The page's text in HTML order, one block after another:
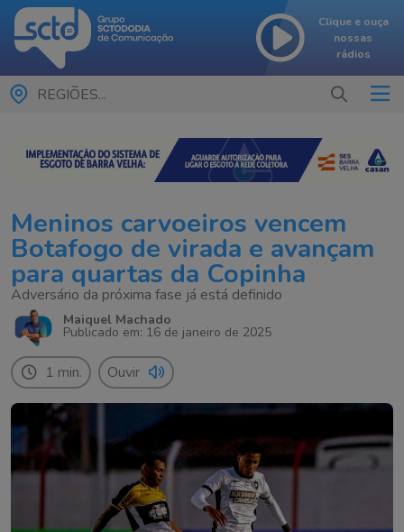
Clique e ouça
nossas
rádios
REGIÕES...
Meninos carvoeiros vencem
Botafogo de virada e avançam
para quartas da Copinha
Adversário da próxima fase já está definido
Maiquel Machado
Publicado em: 16 de janeiro de 2025
1 min. Ouvir